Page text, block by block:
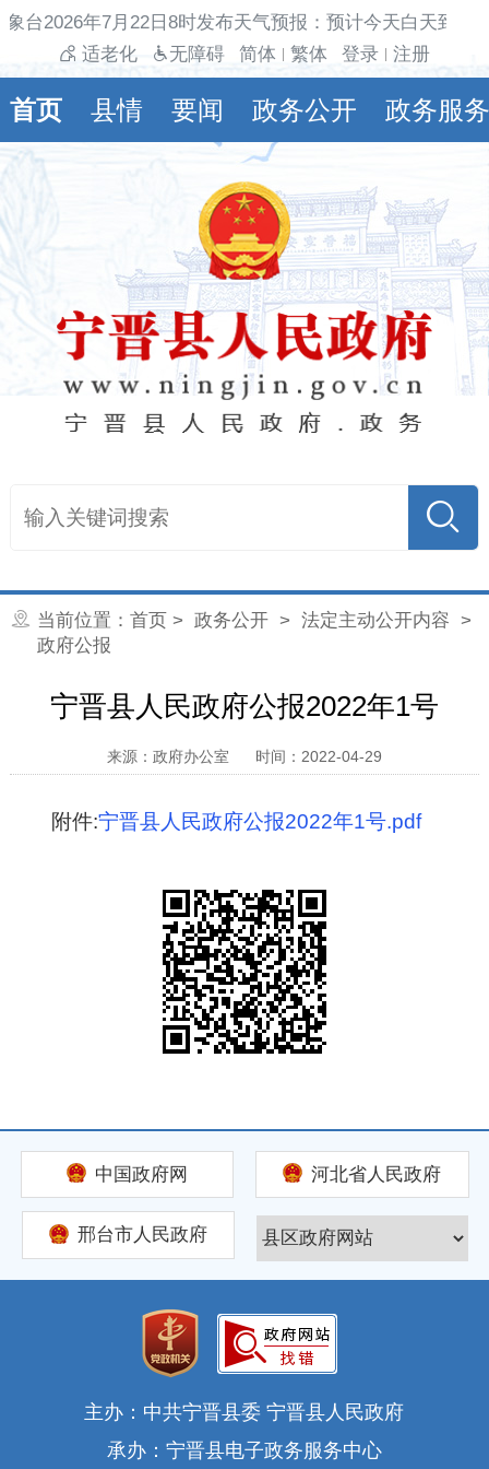
台2026年7月22日8时发布天气预报：预计今天白天到
适老化
无障碍 简体 繁体 登录 注册
首页 县情 要闻 政务公开 政务服务
当前位置： 首页 > 政务公开> 法定主动公开内容 >
政府公报
宁晋县人民政府公报2022年1号
来源：政府办公室 时间：2022-04-29
附件:宁晋县人民政府公报2022年1号.pdf
中国政府网 河北省人民政府
邢台市人民政府
主办：中共宁晋县委 宁晋县人民政府
承办：宁晋县电子政务服务中心